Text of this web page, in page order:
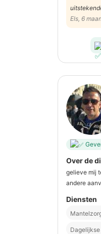
Els, 6
Over de
gelieve mij
andere
Diensten